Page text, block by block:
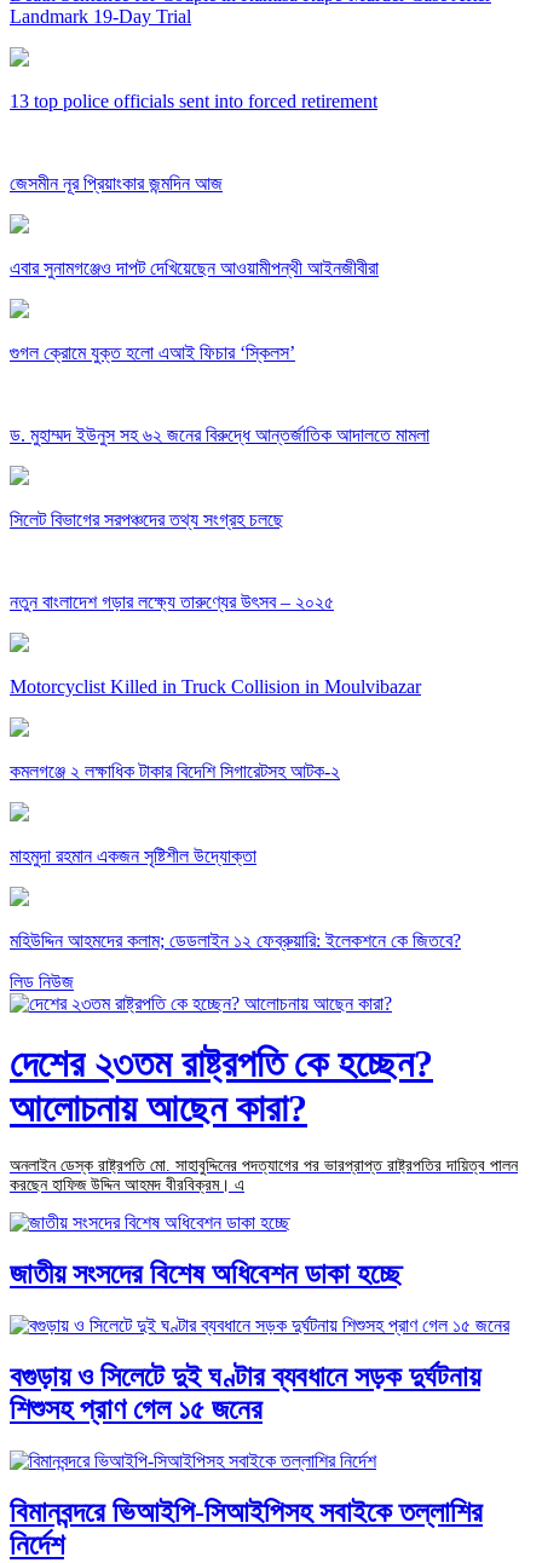
Landmark 19-Day Trial
13 top police officials sent into forced retirement
জেসমীন নূর প্রিয়াংকার জন্মদিন আজ
এবার সুনামগঞ্জেও দাপট দেখিয়েছেন আওয়ামীপন্থী আইনজীবীরা
গুগল ক্রোমে যুক্ত হলো এআই ফিচার ‘স্কিলস’
ড. মুহাম্মদ ইউনুস সহ ৬২ জনের বিরুদ্ধে আন্তর্জাতিক আদালতে মামলা
সিলেট বিভাগের সরপঞ্চদের তথ্য সংগ্রহ চলছে
নতুন বাংলাদেশ গড়ার লক্ষ্যে তারুণ্যের উৎসব – ২০২৫
Motorcyclist Killed in Truck Collision in Moulvibazar
কমলগঞ্জে ২ লক্ষাধিক টাকার বিদেশি সিগারেটসহ আটক-২
মাহমুদা রহমান একজন সৃষ্টিশীল উদ্যোক্তা
মহিউদ্দিন আহমদের কলাম; ডেডলাইন ১২ ফেব্রুয়ারি: ইলেকশনে কে জিতবে?
লিড নিউজ
দেশের ২৩তম রাষ্ট্রপতি কে হচ্ছেন?
আলোচনায় আছেন কারা?
অনলাইন ডেস্ক রাষ্ট্রপতি মো. সাহাবুদ্দিনের পদত্যাগের পর ভারপ্রাপ্ত রাষ্ট্রপতির দায়িত্ব পালন
করছেন হাফিজ উদ্দিন আহমদ বীরবিক্রম। এ
জাতীয় সংসদের বিশেষ অধিবেশন ডাকা হচ্ছে
বগুড়ায় ও সিলেটে দুই ঘণ্টার ব্যবধানে সড়ক দুর্ঘটনায়
শিশুসহ প্রাণ গেল ১৫ জনের
বিমানবন্দরে ভিআইপি-সিআইপিসহ সবাইকে তল্লাশির
নির্দেশ